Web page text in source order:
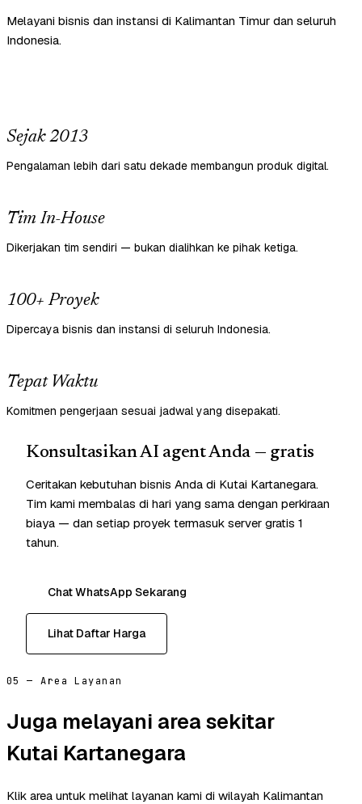
Melayani bisnis dan instansi di Kalimantan Timur dan seluruh
Indonesia.
Sejak 2013
Pengalaman lebih dari satu dekade membangun produk digital.
Tim In-House
Dikerjakan tim sendiri — bukan dialihkan ke pihak ketiga.
100+ Proyek
Dipercaya bisnis dan instansi di seluruh Indonesia.
Tepat Waktu
Komitmen pengerjaan sesuai jadwal yang disepakati.
Konsultasikan AI agent Anda — gratis
Ceritakan kebutuhan bisnis Anda di Kutai Kartanegara.
Tim kami membalas di hari yang sama dengan perkiraan
biaya — dan setiap proyek termasuk server gratis 1
tahun.
Chat WhatsApp Sekarang
Lihat Daftar Harga
05 — Area Layanan
Juga melayani area sekitar
Kutai Kartanegara
Klik area untuk melihat layanan kami di wilayah Kalimantan